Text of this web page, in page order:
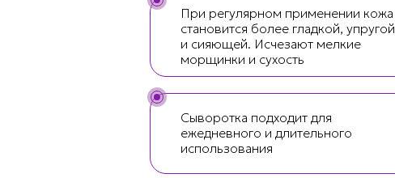
Сыворотка подходит для
ежедневного и длительного
использования
При регулярном применении кожа
становится более гладкой, упругой
и сияющей. Исчезают мелкие
морщинки и сухость